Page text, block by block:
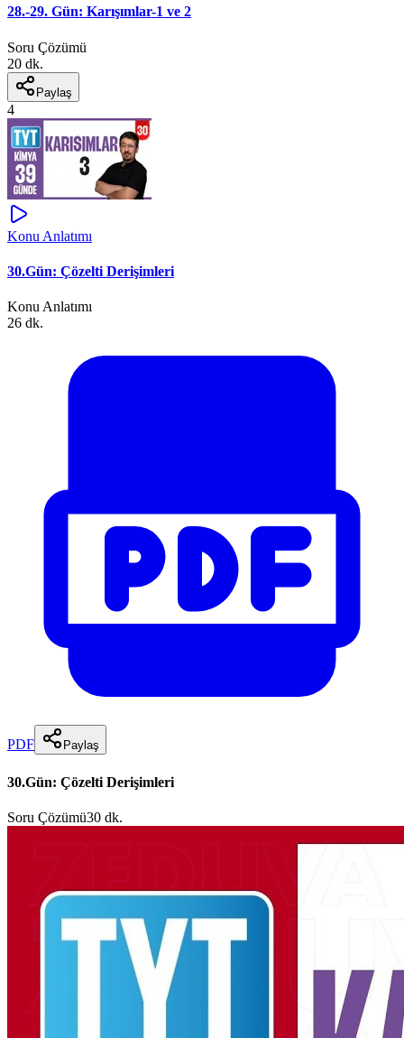
28.-29. Gün: Karışımlar-1 ve 2
Soru Çözümü
20 dk.
Paylaş
4
Konu Anlatımı
30.Gün: Çözelti Derişimleri
Konu Anlatımı
26 dk.
PDF Paylaş
30.Gün: Çözelti Derişimleri
Soru Çözümü30 dk.